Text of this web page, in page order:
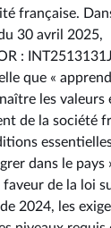
française.
30 avril 2025,
:
que «
les valeurs
de la société
dans le pays
de la loi
2024, les